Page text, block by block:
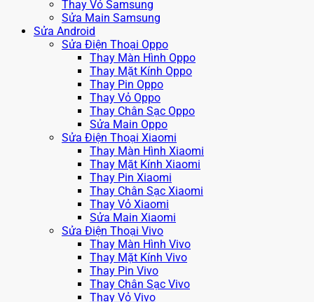
Thay Vỏ Samsung
Sửa Main Samsung
Sửa Android
Sửa Điện Thoại Oppo
Thay Màn Hình Oppo
Thay Mặt Kính Oppo
Thay Pin Oppo
Thay Vỏ Oppo
Thay Chân Sạc Oppo
Sửa Main Oppo
Sửa Điện Thoại Xiaomi
Thay Màn Hình Xiaomi
Thay Mặt Kính Xiaomi
Thay Pin Xiaomi
Thay Chân Sạc Xiaomi
Thay Vỏ Xiaomi
Sửa Main Xiaomi
Sửa Điện Thoại Vivo
Thay Màn Hình Vivo
Thay Mặt Kính Vivo
Thay Pin Vivo
Thay Chân Sạc Vivo
Thay Vỏ Vivo